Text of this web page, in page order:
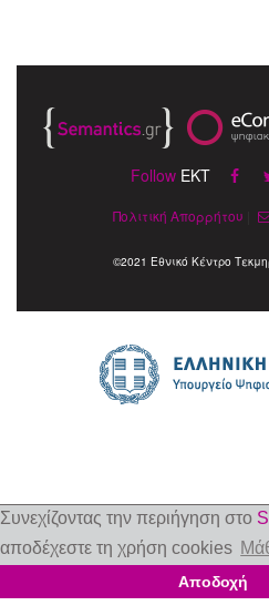
Συνεχίζοντας την περιήγηση στο
αποδέχεστε τη χρήση cookies
Αποδοχή
Follow EKT
Πολιτική Απορρήτου
©2021 Εθνικό Κέντρο